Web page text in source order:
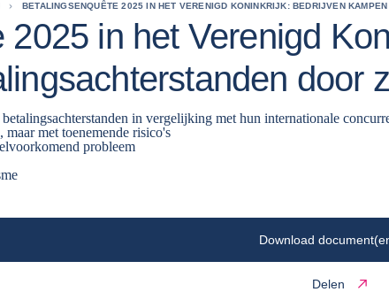
BETALINGSENQUÊTE 2025 IN HET VERENIGD KONINKRIJK: BEDRIJVEN
2025 in het Verenigd
door
in vergelijking met hun internationale
met toenemende risico's
probleem
Download
Delen